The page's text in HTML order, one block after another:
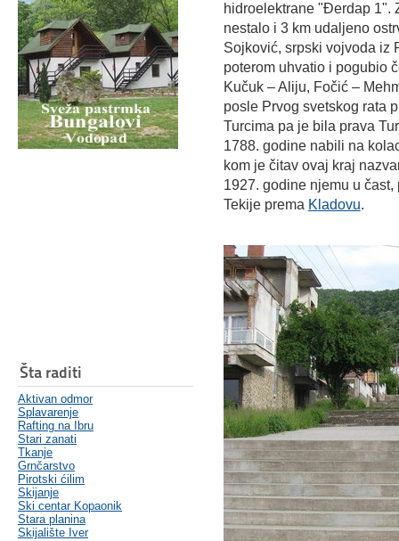
Šta raditi
Aktivan odmor
Splavarenje
Rafting na Ibru
Stari zanati
Tkanje
Grnčarstvo
Pirotski ćilim
Skijanje
Ski centar Kopaonik
Stara planina
Skijalište Iver
hidroelektrane "Đerdap 1".
nestalo i 3 km udaljeno
Sojković, srpski vojvoda iz
poterom uhvatio i pogubio
Kučuk – Aliju, Fočić –
posle Prvog svetskog rata
Turcima pa je bila prava
1788. godine nabili na
kom je čitav ovaj kraj
1927. godine njemu u
Tekije prema Kladovu.